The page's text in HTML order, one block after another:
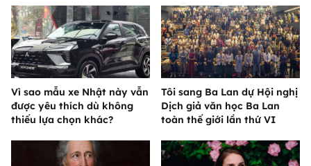
Vì sao mẫu xe Nhật này vẫn
được yêu thích dù không
thiếu lựa chọn khác?
Tôi sang Ba Lan dự Hội nghị
Dịch giả văn học Ba Lan
toàn thế giới lần thứ VI